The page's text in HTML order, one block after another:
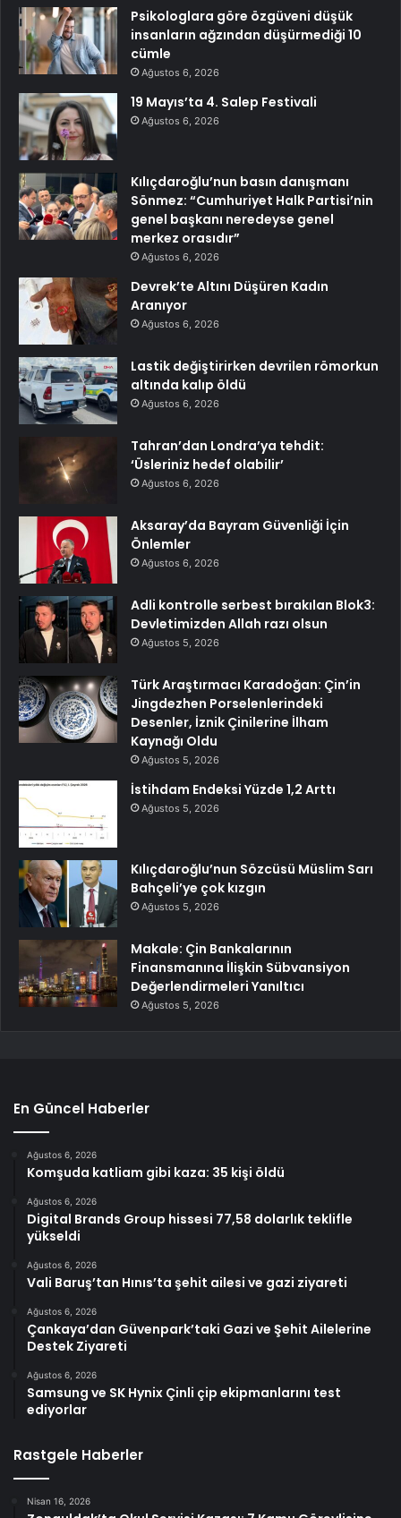
Psikologlara göre özgüveni düşük
insanların ağzından düşürmediği 10
cümle
Ağustos 6, 2026
19 Mayıs’ta 4. Salep Festivali
Ağustos 6, 2026
Kılıçdaroğlu’nun basın danışmanı
Sönmez: “Cumhuriyet Halk Partisi’nin
genel başkanı neredeyse genel
merkez orasıdır”
Ağustos 6, 2026
Devrek’te Altını Düşüren Kadın
Aranıyor
Ağustos 6, 2026
Lastik değiştirirken devrilen römorkun
altında kalıp öldü
Ağustos 6, 2026
Tahran’dan Londra’ya tehdit:
‘Üsleriniz hedef olabilir’
Ağustos 6, 2026
Aksaray’da Bayram Güvenliği İçin
Önlemler
Ağustos 6, 2026
Adli kontrolle serbest bırakılan Blok3:
Devletimizden Allah razı olsun
Ağustos 5, 2026
Türk Araştırmacı Karadoğan: Çin’in
Jingdezhen Porselenlerindeki
Desenler, İznik Çinilerine İlham
Kaynağı Oldu
Ağustos 5, 2026
İstihdam Endeksi Yüzde 1,2 Arttı
Ağustos 5, 2026
Kılıçdaroğlu’nun Sözcüsü Müslim Sarı
Bahçeli’ye çok kızgın
Ağustos 5, 2026
Makale: Çin Bankalarının
Finansmanına İlişkin Sübvansiyon
Değerlendirmeleri Yanıltıcı
Ağustos 5, 2026
En Güncel Haberler
Ağustos 6, 2026
Komşuda katliam gibi kaza: 35 kişi öldü
Ağustos 6, 2026
Digital Brands Group hissesi 77,58 dolarlık teklifle
yükseldi
Ağustos 6, 2026
Vali Baruş’tan Hınıs’ta şehit ailesi ve gazi ziyareti
Ağustos 6, 2026
Çankaya’dan Güvenpark’taki Gazi ve Şehit Ailelerine
Destek Ziyareti
Ağustos 6, 2026
Samsung ve SK Hynix Çinli çip ekipmanlarını test
ediyorlar
Rastgele Haberler
Nisan 16, 2026